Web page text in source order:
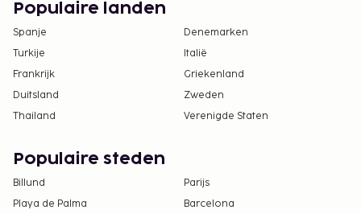
Populaire landen
Spanje
Denemarken
Turkije
Italië
Frankrijk
Griekenland
Duitsland
Zweden
Thailand
Verenigde Staten
Populaire steden
Billund
Parijs
Playa de Palma
Barcelona